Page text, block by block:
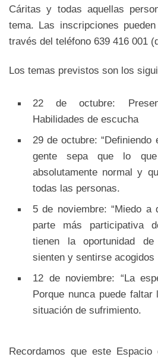
Cáritas y todas aquellas
tema. Las inscripciones
través del teléfono 639 416 001
Los temas previstos son los
22 de octubre:
Habilidades de escucha
29 de octubre: “Definiendo
gente sepa que lo
absolutamente normal y
todas las personas.
5 de noviembre: “Miedo a
parte más participativa
tienen la oportunidad
sienten y sentirse acogidos
12 de noviembre: “La
Porque nunca puede
situación de sufrimiento.
Recordamos que este